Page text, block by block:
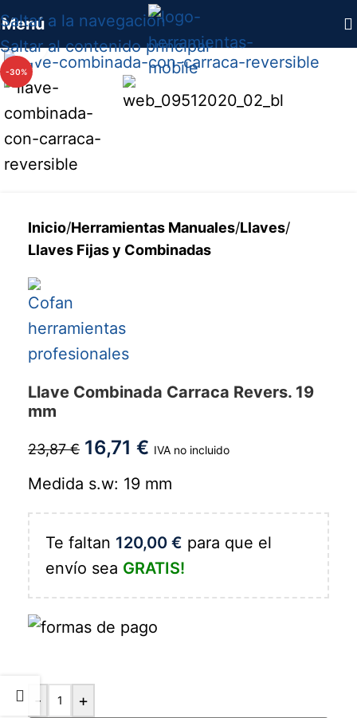
Saltar a la navegación
Saltar al contenido principal
Menú
-30%
Haga clic para ampliar
Inicio/Herramientas Manuales/Llaves/
Llaves Fijas y Combinadas
Llave Combinada Carraca Revers. 19
mm
23,87€ 16,71 € IVA no incluido
Medida s.w: 19 mm
Te faltan 120,00 € para que el
envío sea GRATIS!
- +